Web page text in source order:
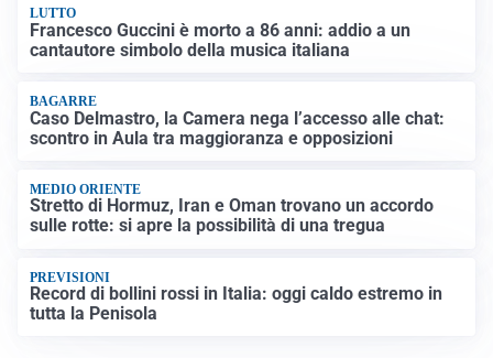
LUTTO
Francesco Guccini è morto a 86 anni: addio a un
cantautore simbolo della musica italiana
BAGARRE
Caso Delmastro, la Camera nega l’accesso alle chat:
scontro in Aula tra maggioranza e opposizioni
MEDIO ORIENTE
Stretto di Hormuz, Iran e Oman trovano un accordo
sulle rotte: si apre la possibilità di una tregua
PREVISIONI
Record di bollini rossi in Italia: oggi caldo estremo in
tutta la Penisola